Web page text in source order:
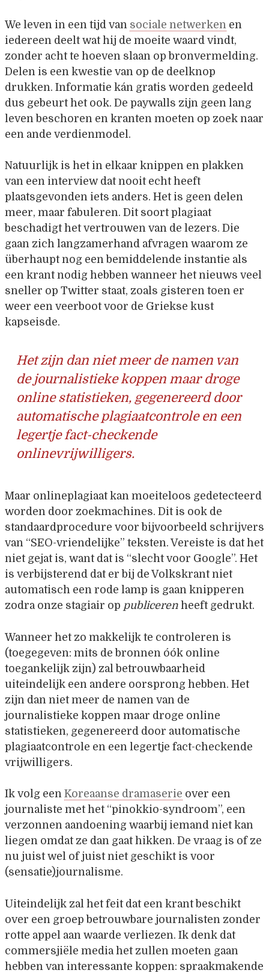
We leven in een tijd van sociale netwerken en
iedereen deelt wat hij de moeite waard vindt,
zonder acht te hoeven slaan op bronvermelding.
Delen is een kwestie van op de deelknop
drukken. Informatie kán gratis worden gedeeld
dus gebeurt het ook. De paywalls zijn geen lang
leven beschoren en kranten moeten op zoek naar
een ande verdienmodel.
Natuurlijk is het in elkaar knippen en plakken
van een interview dat nooit echt heeft
plaatsgevonden iets anders. Het is geen delen
meer, maar fabuleren. Dit soort plagiaat
beschadigt het vertrouwen van de lezers. Die
gaan zich langzamerhand afvragen waarom ze
überhaupt nog een bemiddelende instantie als
een krant nodig hebben wanneer het nieuws veel
sneller op Twitter staat, zoals gisteren toen er
weer een veerboot voor de Griekse kust
kapseisde.
Het zijn dan niet meer de namen van
de journalistieke koppen maar droge
online statistieken, gegenereerd door
automatische plagiaatcontrole en een
legertje fact-checkende
onlinevrijwilligers.
Maar onlineplagiaat kan moeiteloos gedetecteerd
worden door zoekmachines. Dit is ook de
standaardprocedure voor bijvoorbeeld schrijvers
van “SEO-vriendelijke” teksten. Vereiste is dat het
niet gejat is, want dat is “slecht voor Google”. Het
is verbijsterend dat er bij de Volkskrant niet
automatisch een rode lamp is gaan knipperen
zodra onze stagiair op publiceren heeft gedrukt.
Wanneer het zo makkelijk te controleren is
(toegegeven: mits de bronnen óók online
toegankelijk zijn) zal betrouwbaarheid
uiteindelijk een andere oorsprong hebben. Het
zijn dan niet meer de namen van de
journalistieke koppen maar droge online
statistieken, gegenereerd door automatische
plagiaatcontrole en een legertje fact-checkende
vrijwilligers.
Ik volg een Koreaanse dramaserie over een
journaliste met het “pinokkio-syndroom”, een
verzonnen aandoening waarbij iemand niet kan
liegen omdat ze dan gaat hikken. De vraag is of ze
nu juist wel of juist niet geschikt is voor
(sensatie)journalisme.
Uiteindelijk zal het feit dat een krant beschikt
over een groep betrouwbare journalisten zonder
rotte appel aan waarde verliezen. Ik denk dat
commersjiële media het zullen moeten gaan
hebben van interessante koppen: spraakmakende